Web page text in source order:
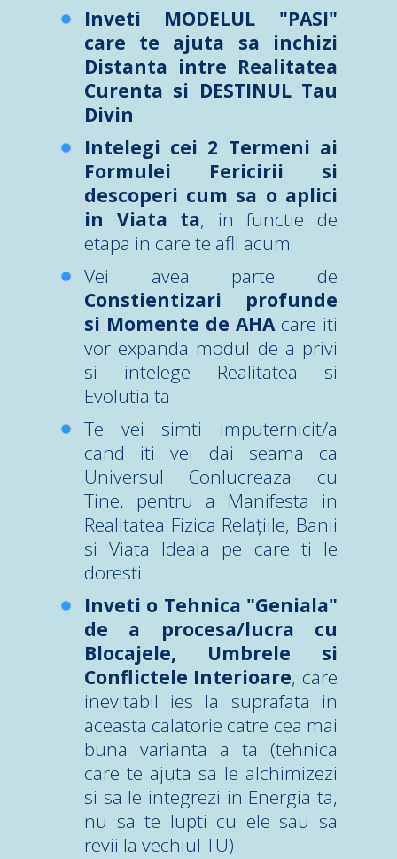
Inveti MODELUL "PASI"
care te ajuta sa inchizi
Distanta intre Realitatea
Curenta si DESTINUL Tau
Divin
Intelegi cei 2 Termeni ai
Formulei Fericirii si
descoperi cum sa o aplici
in Viata ta, in functie de
etapa in care te afli acum
Vei avea parte de
Constientizari profunde
si Momente de AHA care iti
vor expanda modul de a privi
si intelege Realitatea si
Evolutia ta
Te vei simti imputernicit/a
cand iti vei dai seama ca
Universul Conlucreaza cu
Tine, pentru a Manifesta in
Realitatea Fizica Relațiile, Banii
si Viata Ideala pe care ti le
doresti
Inveti o Tehnica "Geniala"
de a procesa/lucra cu
Blocajele, Umbrele si
Conflictele Interioare, care
inevitabil ies la suprafata in
aceasta calatorie catre cea mai
buna varianta a ta (tehnica
care te ajuta sa le alchimizezi
si sa le integrezi in Energia ta,
nu sa te lupti cu ele sau sa
revii la vechiul TU)